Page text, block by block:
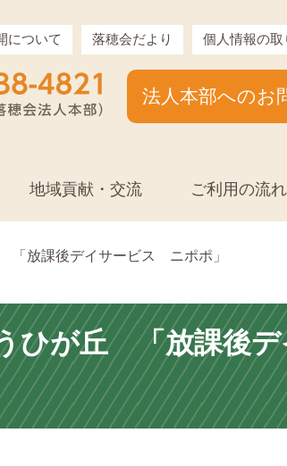
について 落穂会だより 個人情報の取
法人本部へのお
地域貢献・交流 ご利用の流れ
「放課後デイサービス ニポポ」
ひが丘 「放課後デ